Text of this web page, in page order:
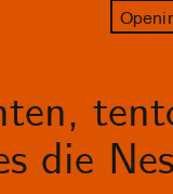
die